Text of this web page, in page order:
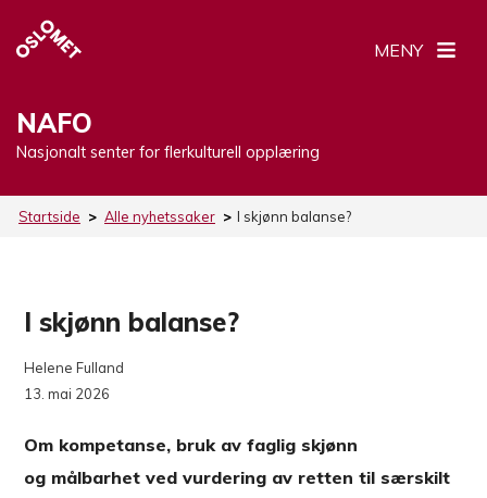
NAFO
Nasjonalt senter for flerkulturell opplæring
MENY
Startside > Alle nyhetssaker > I skjønn balanse?
I skjønn balanse?
Helene Fulland
13. mai 2026
Om kompetanse, bruk av faglig skjønn
og målbarhet ved vurdering av retten til særskilt